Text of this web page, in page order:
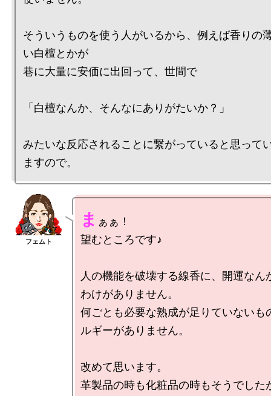
そういうものを使う人がいるから、例えば香りの
い白檀とかが
巷に大量に安価に出回って、世間で
「白檀なんか、そんなにありがたいか？」
みたいな反応されることに繋がっていると思って
ま ぁぁ！
望むところです♪
人の機能を破壊する線香に、開運なん
わけがありません。
何ごとも必要な熟成が足りていないも
ルギーがありません。
改めて思います。
革製品の時も化粧品の時もそうでした